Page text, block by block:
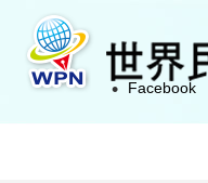
容
Facebook